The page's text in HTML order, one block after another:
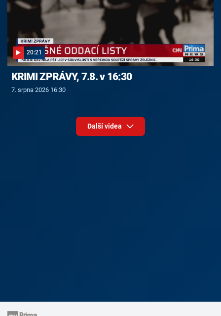
20:21
KRIMI ZPRÁVY, 7.8. v 16:30
7. srpna 2026 16:30
Další videa